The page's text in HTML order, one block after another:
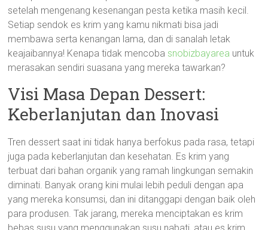
setelah mengenang kesenangan pesta ketika masih kecil.
Setiap sendok es krim yang kamu nikmati bisa jadi
membawa serta kenangan lama, dan di sanalah letak
keajaibannya! Kenapa tidak mencoba snobizbayarea untuk
merasakan sendiri suasana yang mereka tawarkan?
Visi Masa Depan Dessert:
Keberlanjutan dan Inovasi
Tren dessert saat ini tidak hanya berfokus pada rasa, tetapi
juga pada keberlanjutan dan kesehatan. Es krim yang
terbuat dari bahan organik yang ramah lingkungan semakin
diminati. Banyak orang kini mulai lebih peduli dengan apa
yang mereka konsumsi, dan ini ditanggapi dengan baik oleh
para produsen. Tak jarang, mereka menciptakan es krim